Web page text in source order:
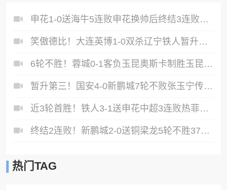
申花1-0送海牛5连败申花换帅后终结3连败阿苏埃助攻徐皓阳制胜
笑傲德比！大连英博1-0双杀辽宁铁人暂升第2斯坦丘远射制胜
6轮不胜！蓉城0-1客负玉昆奥斯卡制胜玉昆暂第三蓉城全场1射正
暂升第三！国安4-0新鹏城7轮不败张玉宁传射达万双响法比奥破门
近3轮首胜！铁人3-1送申花中超3连败热菲尼奥双响邦本宜裕传射
终结2连败！新鹏城2-0送铜梁龙5轮不胜37岁姜至鹏破门韦斯利建功
热门TAG